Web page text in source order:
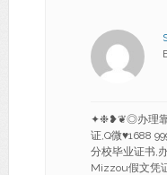
✦❉❥❦◎办理靠
证,Q微♥1688
分校毕业证书,
Mizzou假文凭